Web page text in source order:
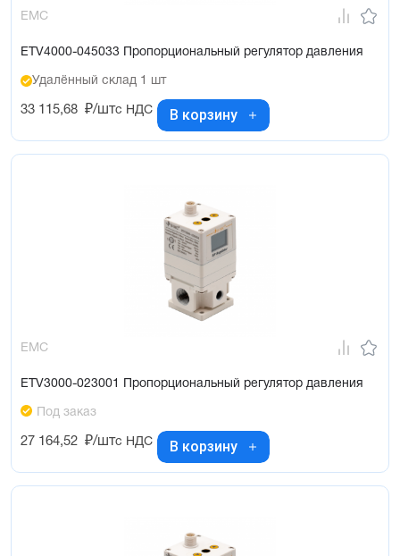
EMC
ETV4000-045033 Пропорциональный регулятор давления
Удалённый склад 1 шт
33 115,68 ₽/штс НДС В корзину
EMC
ETV3000-023001 Пропорциональный регулятор давления
Под заказ
27 164,52 ₽/штс НДС В корзину